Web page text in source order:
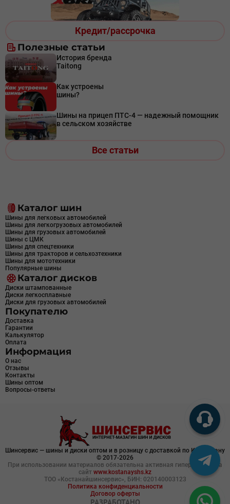
Кредит/рассрочка
Полезные статьи
История бренда
Taitong
Как устроены
шины?
Шины на прицеп ПТС-4 — надежный помощник
в сельском хозяйстве
Все статьи
Каталог шин
Шины для легковых автомобилей
Шины для легкогрузовых автомобилей
Шины для грузовых автомобилей
Шины с ЦМК
Шины для спецтехники
Шины для тракторов и сельхозтехники
Шины для мототехники
Популярные шины
Каталог дисков
Диски штампованные
Диски легкосплавные
Диски для грузовых автомобилей
Покупателю
Доставка
Гарантии
Калькулятор
Оплата
Информация
О нас
Отзывы
Контакты
Шины оптом
Вопросы-ответы
Шинсервис — шины и диски оптом и в розницу с доставкой по Казахстану
© 2017-2026
При использовании материалов обязательна активная гиперссылка на
сайт www.kostanayshs.kz
ТОО «Костанайшинсервис», БИН: 020140003123
Политика конфиденциальности
Договор оферты